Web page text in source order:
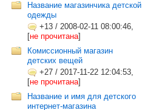
Название магазинчика детской
одежды
+13 / 2008-02-11 08:00:46,
[не прочитана]
Комиссионный магазин
детских вещей
+27 / 2017-11-22 12:04:53,
[не прочитана]
Название и имя для детского
интернет-магазина